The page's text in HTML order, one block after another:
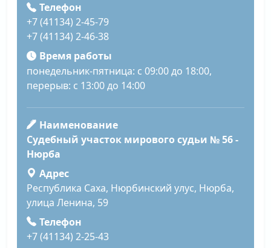
Телефон
+7 (41134) 2-45-79
+7 (41134) 2-46-38
Время работы
понедельник-пятница: с 09:00 до 18:00,
перерыв: с 13:00 до 14:00
Наименование
Судебный участок мирового судьи № 56 -
Нюрба
Адрес
Республика Саха, Нюрбинский улус, Нюрба,
улица Ленина, 59
Телефон
+7 (41134) 2-25-43